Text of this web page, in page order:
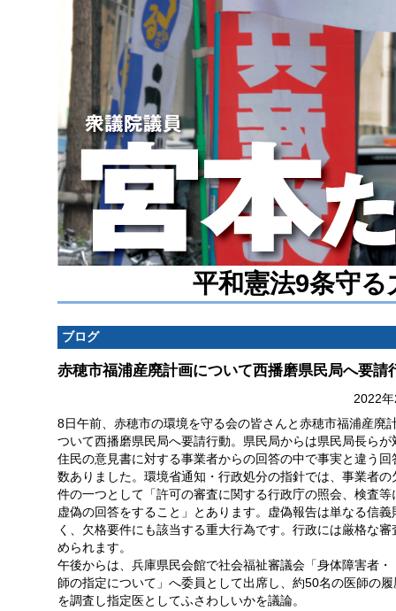
平和憲法9条守
ブログ
赤穂市福浦産廃計画について西播磨県民局へ要請
2022
8日午前、赤穂市の環境を守る会の皆さんと赤穂市福浦産廃
ついて西播磨県民局へ要請行動。県民局からは県民局長らが
住民の意見書に対する事業者からの回答の中で事実と違う回
数ありました。環境省通知・行政処分の指針では、事業者の
件の一つとして「許可の審査に関する行政庁の照会、検査等
虚偽の回答をすること」とあります。虚偽報告は単なる信義
く、欠格要件にも該当する重大行為です。行政には厳格な審
められます。
午後からは、兵庫県民会館で社会福祉審議会「身体障害者・
師の指定について」へ委員として出席し、約50名の医師の
を調査し指定医としてふさわしいかを議論。